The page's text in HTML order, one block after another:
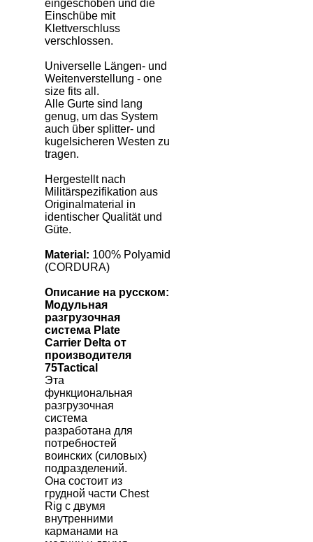
eingeschoben und die
Einschübe mit
Klettverschluss
verschlossen.
Universelle Längen- und
Weitenverstellung - one
size fits all.
Alle Gurte sind lang
genug, um das System
auch über splitter- und
kugelsicheren Westen zu
tragen.
Hergestellt nach
Militärspezifikation aus
Originalmaterial in
identischer Qualität und
Güte.
Material: 100% Polyamid
(CORDURA)
Описание на русском:
Модульная
разгрузочная
система Plate
Carrier Delta от
производителя
75Tactical
Эта
функциональная
разгрузочная
система
разработана для
потребностей
воинских (силовых)
подразделений.
Она состоит из
грудной части Chest
Rig с двумя
внутренними
карманами на